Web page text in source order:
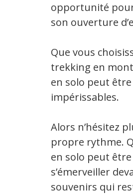
opportunité pour
son ouverture
Que vous
trekking en
en solo peut
impérissables.
Alors n’hésitez
propre rythme.
en solo peut
s’émerveiller
souvenirs qui